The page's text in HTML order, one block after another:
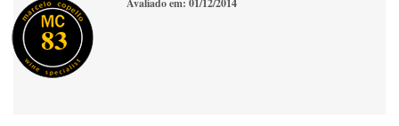
83
Avaliado em: 01/12/2014